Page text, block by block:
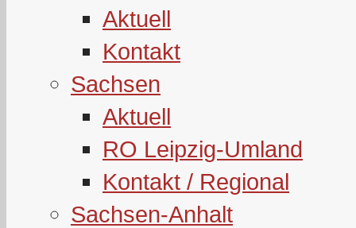
Aktuell
Kontakt
Sachsen
Aktuell
RO Leipzig-Umland
Kontakt / Regional
Sachsen-Anhalt